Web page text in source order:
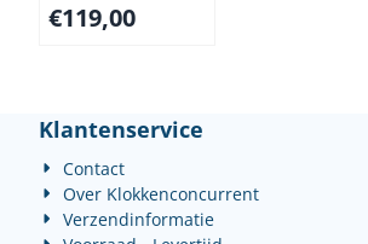
€119,00
Klantenservice
Contact
Over Klokkenconcurrent
Verzendinformatie